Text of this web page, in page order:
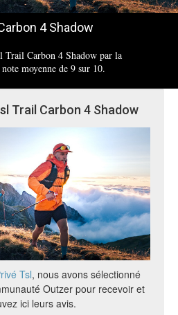
4 Shadow
Trail Carbon 4 Shadow par la
moyenne de 9 sur 10.
Trail Carbon 4 Shadow
Tsl, nous avons sélectionné
Outzer pour recevoir et
ici leurs avis.